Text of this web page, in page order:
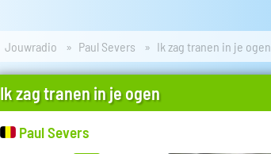
Jouwradio Paul Severs Ik zag tranen in je ogen
Ik zag tranen in je ogen
Paul Severs